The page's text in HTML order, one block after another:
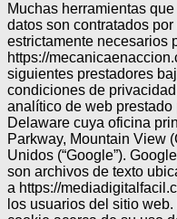
Muchas herramientas
datos son contratados por
estrictamente necesarios
https://
siguientes prestadores
condiciones de
analítico de web
Delaware cuya oficina
Parkway, Mountain View
Unidos (“Google”).
son archivos de texto
a https://
los usuarios del sitio